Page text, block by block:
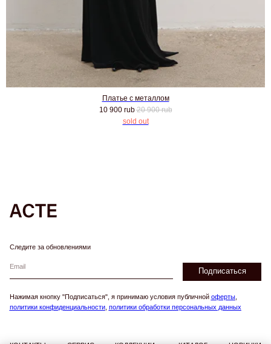
Платье с металлом
10 900 rub 20 900 rub
КОНТАКТЫ